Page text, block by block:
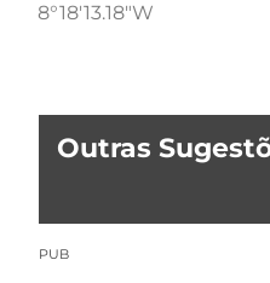
8°18'13.18"W
Outras
PUB